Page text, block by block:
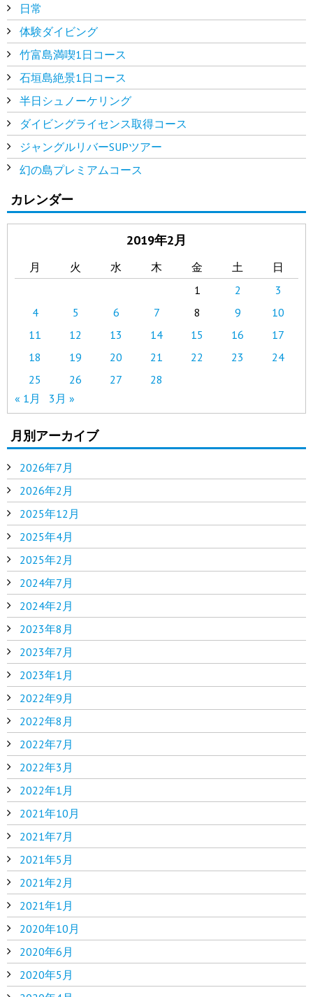
日常
体験ダイビング
竹富島満喫1日コース
石垣島絶景1日コース
半日シュノーケリング
ダイビングライセンス取得コース
ジャングルリバーSUPツアー
幻の島プレミアムコース
カレンダー
2019年2月
月 火 水 木 金 土
日
1
2
3
4
5 6 7 8 9
10
11
12 13 14 15 16
17
18
19 20 21 22 23
24
25
26 27
28
« 1月
3月 »
月別アーカイブ
2026年7月
2026年2月
2025年12月
2025年4月
2025年2月
2024年7月
2024年2月
2023年8月
2023年7月
2023年1月
2022年9月
2022年8月
2022年7月
2022年3月
2022年1月
2021年10月
2021年7月
2021年5月
2021年2月
2021年1月
2020年10月
2020年6月
2020年5月